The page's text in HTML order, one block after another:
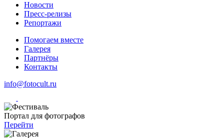
Новости
Пресс-релизы
Репортажи
Помогаем вместе
Галерея
Партнёры
Контакты
info@fotocult.ru
Портал для фотографов
Перейти